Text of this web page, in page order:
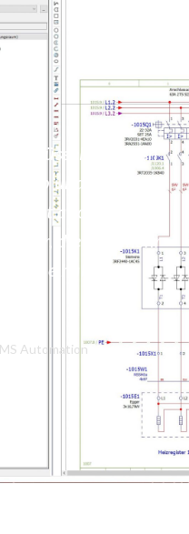
Schlüssel für einen
und steigende
auch die
die nun mehr
haben.
Automation